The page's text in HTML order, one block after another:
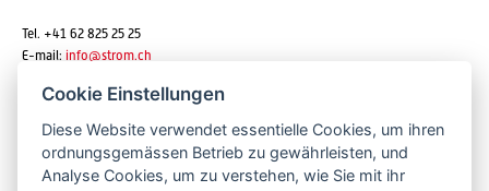
Tel. +41 62 825 25 25
E-mail: info@strom.ch
Newsletter abonnieren
Cookie Einstellungen
Diese Website verwendet essentielle Cookies, um ihren
ordnungsgemässen Betrieb zu gewährleisten, und
Analyse Cookies, um zu verstehen, wie Sie mit ihr